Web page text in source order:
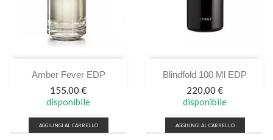
Amber Fever EDP
Prezzo
155,00 €
disponibile
AGGIUNGI AL CARRELLO
Blindfold 100 Ml EDP
Prezzo
220,00 €
disponibile
AGGIUNGI AL CARRELLO